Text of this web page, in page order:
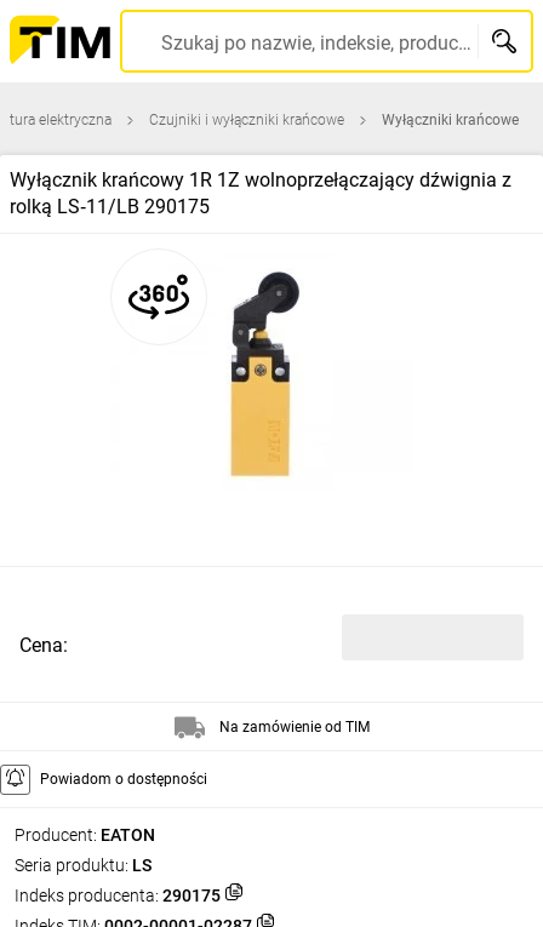
Szukaj po nazwie, indeksie, producencie, kodzie kreskowym...
elektryczna Czujniki i wyłączniki krańcowe Wyłączniki krańcowe
Wyłącznik krańcowy 1R 1Z wolnoprzełączający dźwignia z
rolką LS‑11/LB 290175
Producent: EATON
Seria produktu: LS
Indeks producenta: 290175
Cena:
Na zamówienie od TIM
Powiadom o dostępności